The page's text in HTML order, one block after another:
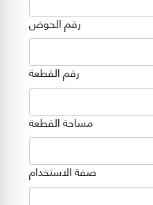
رقم الحوض
رقم القطعة
مساحة القطعة
صفة الاستخدام